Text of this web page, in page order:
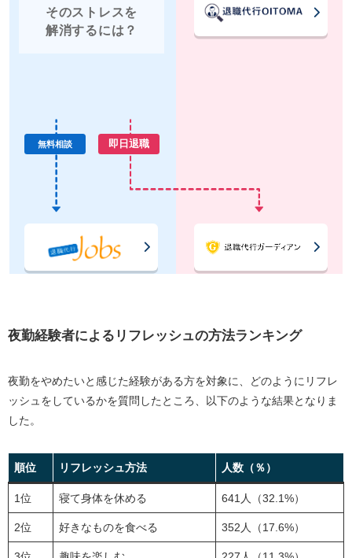
そのストレスを
解消するには？
無料相談 即日退職
夜勤経験者によるリフレッシュの方法ランキング
夜勤をやめたいと感じた経験がある方を対象に、どのようにリフレ
ッシュをしているかを質問したところ、以下のような結果となりま
した。
順位 リフレッシュ方法 人数（％）
1位 寝て身体を休める 641人（32.1%）
2位 好きなものを食べる 352人（17.6%）